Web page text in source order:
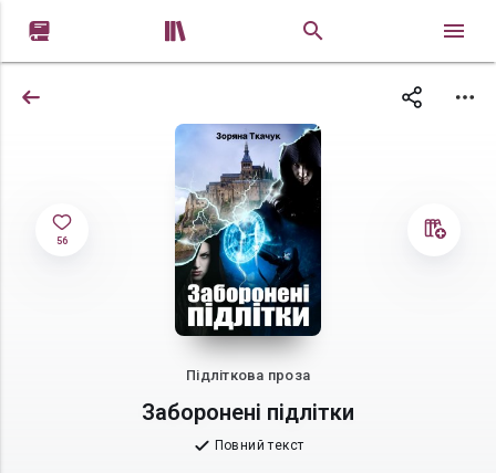
 
56
Підліткова проза
Заборонені підлітки
Повний текст